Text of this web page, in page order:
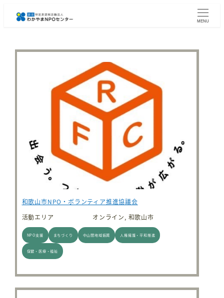
MENU
和歌山市NPO・ボランティア推進協議会
活動エリア
オンライン, 和歌山市
NPO支援 まちづくり 中山間地域振興 人権擁護・平和推進
保健・医療・福祉